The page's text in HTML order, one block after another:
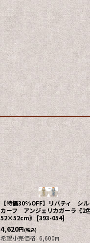
【特価30%OFF】リバティ シ
カーフ アンジェリカガーラ《2
52×52cm》 [393-054]
4,620円(税込)
希望小売価格: 6,600円